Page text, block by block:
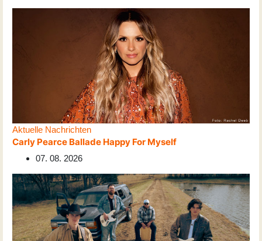
Aktuelle Nachrichten
Carly Pearce Ballade Happy For Myself
07. 08. 2026